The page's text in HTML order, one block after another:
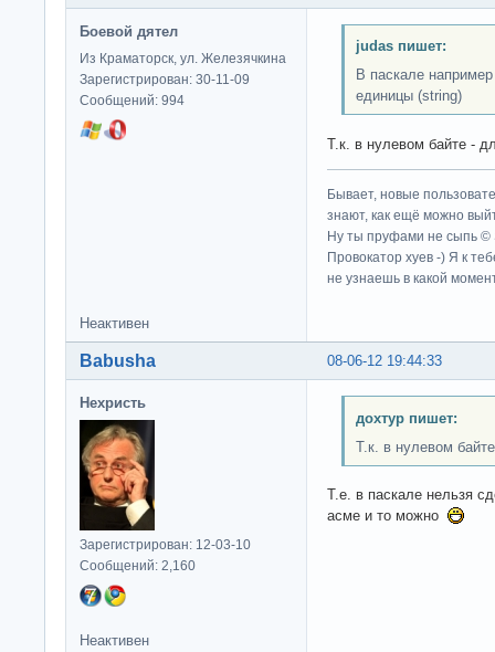
Боевой дятел
Из Краматорск, ул. Железячкина
Зарегистрирован: 30-11-09
Сообщений: 994
judas пишет:
В паскале
единицы (string)
Т.к. в нулевом байте -
Бывает, новые
знают, как ещё можно
Ну ты пруфами не сыпь ©
Провокатор хуев -) Я к
не узнаешь в какой
Неактивен
08-06-12 19:44:33
Babusha
Нехристь
Зарегистрирован: 12-03-10
Сообщений: 2,160
дохтур пишет:
Т.к. в нулевом
Т.е. в паскале нельзя
асме и то можно
Неактивен